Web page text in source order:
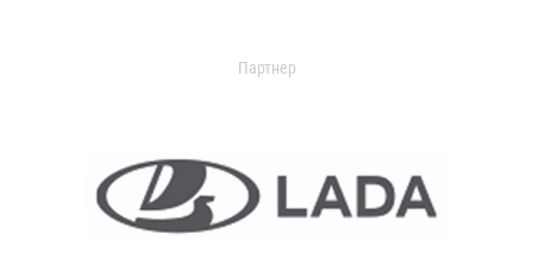
Партнер